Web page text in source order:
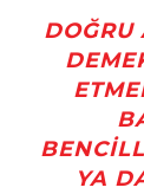
DOĞRU
YA